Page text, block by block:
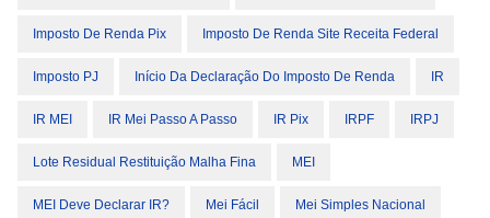
Imposto De Renda Pix Imposto De Renda Site Receita Federal
Imposto PJ Início Da Declaração Do Imposto De Renda IR
IR MEI IR Mei Passo A Passo IR Pix IRPF IRPJ
Lote Residual Restituição Malha Fina MEI
MEI Deve Declarar IR? Mei Fácil Mei Simples Nacional